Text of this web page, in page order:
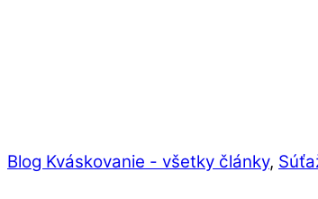
Blog Kváskovanie - všetky články,